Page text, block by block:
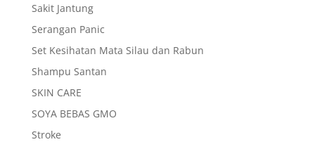
Sakit Jantung
Serangan Panic
Set Kesihatan Mata Silau dan Rabun
Shampu Santan
SKIN CARE
SOYA BEBAS GMO
Stroke